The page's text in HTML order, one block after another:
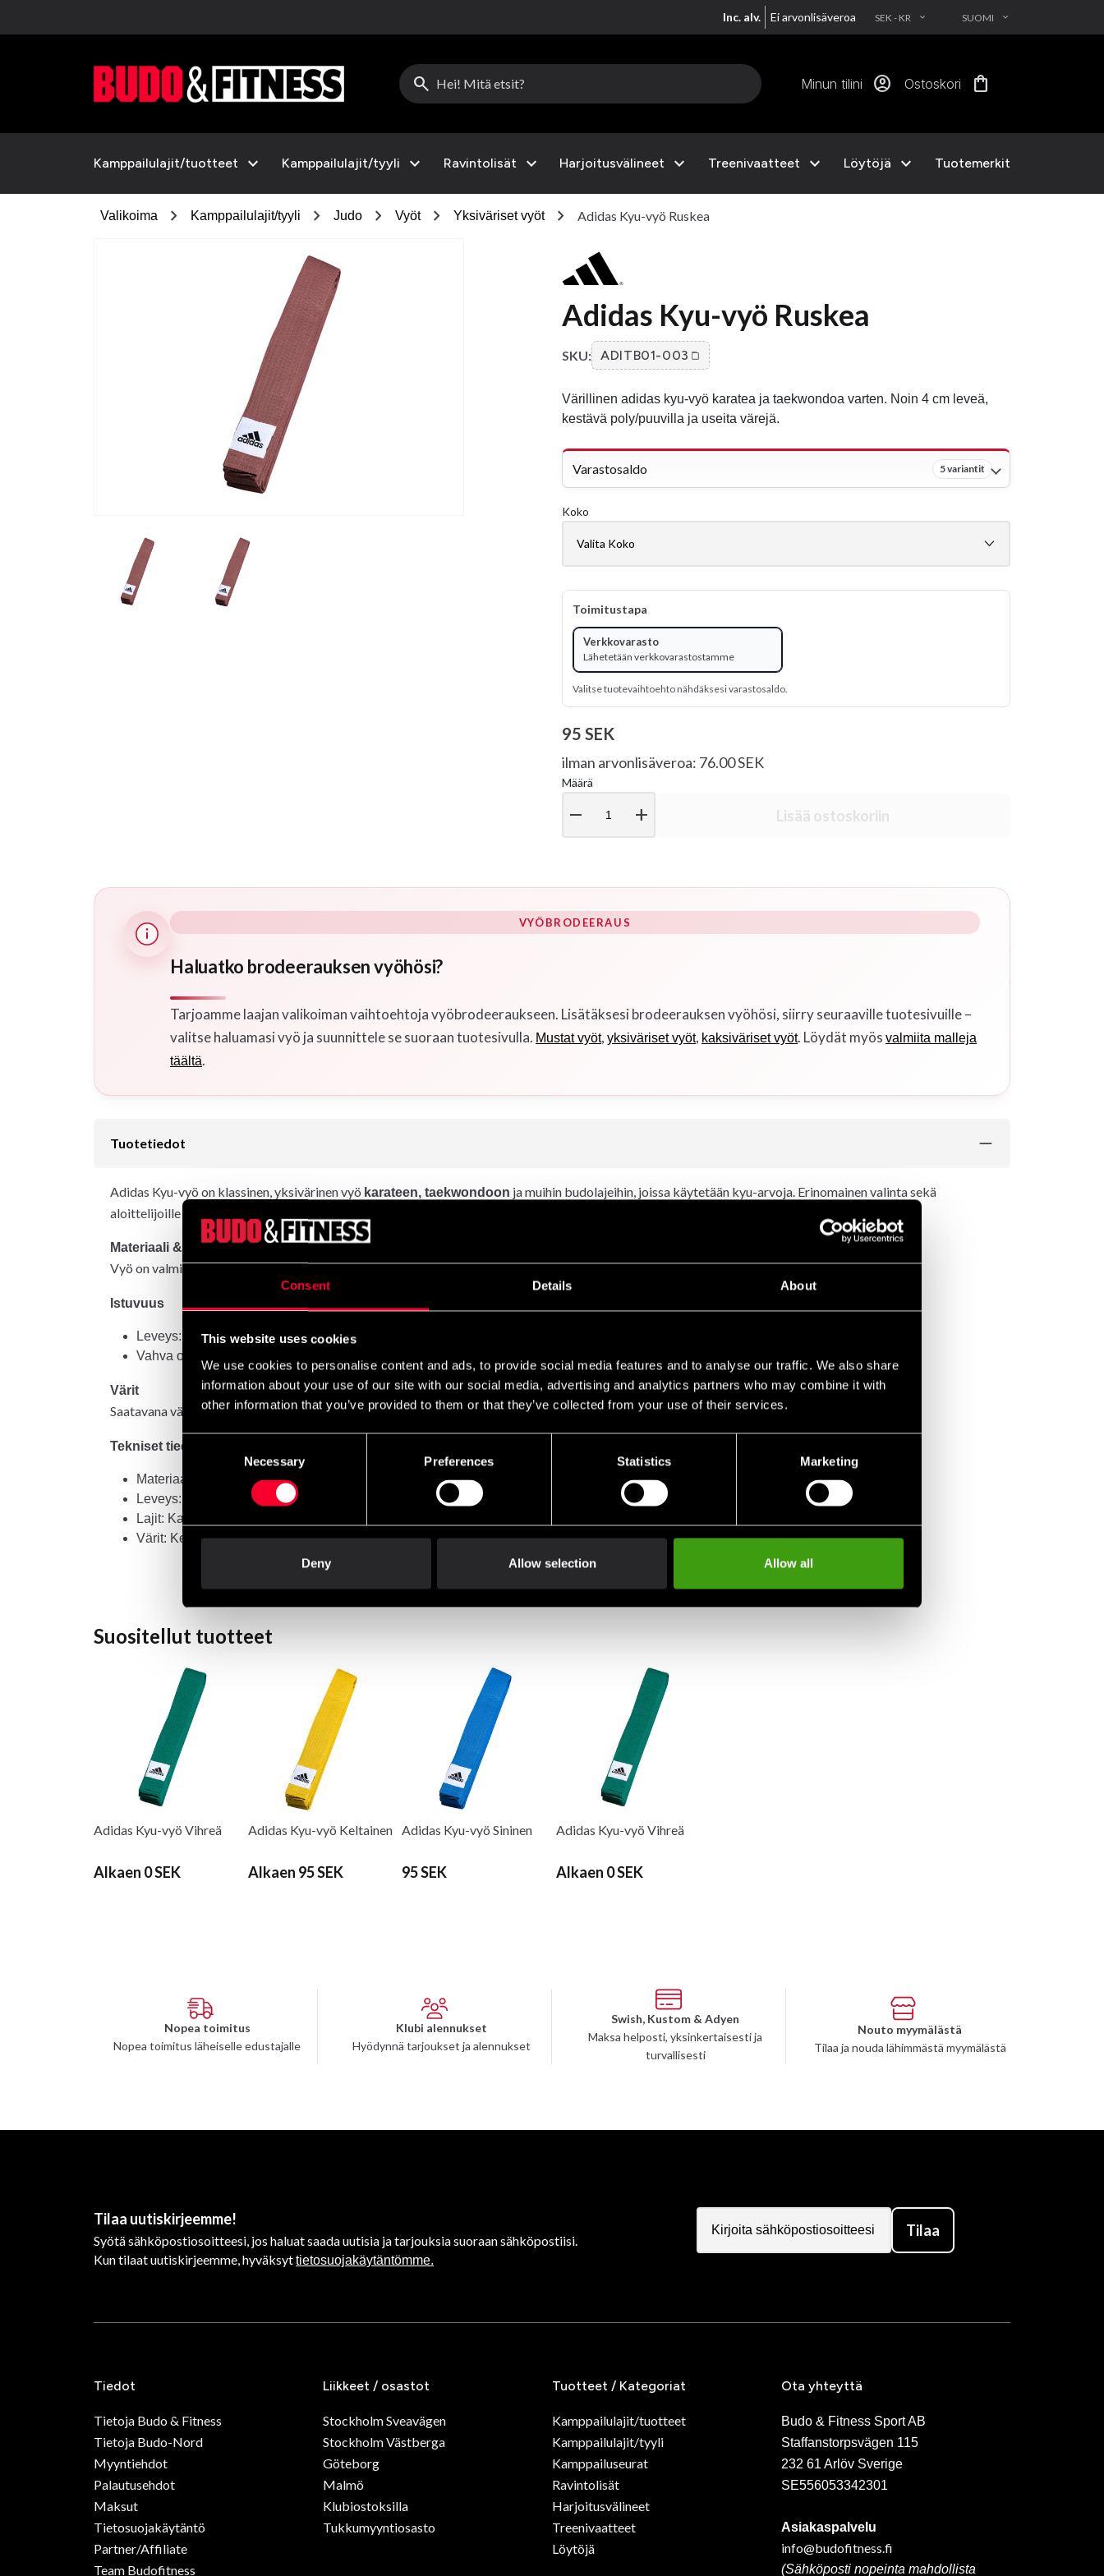
Consent Details About
This website uses cookies
We use cookies to personalise content and ads, to provide social media features and to analyse our traffic. We also share
information about your use of our site with our social media, advertising and analytics partners who may combine it with
other information that you’ve provided to them or that they’ve collected from your use of their services.
Consent
Necessary Preferences Statistics Marketing
Deny Allow selection Allow all
Inc. alv. Ei arvonlisäveroa SEK - KR EXPAND_MORE SUOMI EXPAND_MORE
search Minun tilini account_circle Ostoskori shopping_bag
Kamppailulajit/tuotteet expand_more Kamppailulajit/tyyli expand_more Ravintolisät expand_more Harjoitusvälineet expand_more Treenivaatteet expand_more Löytöjä expand_more Tuotemerkit
Valikoima chevron_right Kamppailulajit/tyyli chevron_right Judo chevron_right Vyöt chevron_right Yksiväriset vyöt chevron_right Adidas Kyu-vyö Ruskea
Adidas Kyu-vyö Ruskea
SKU: ADITB01-003
Värillinen adidas kyu-vyö karatea ja taekwondoa varten. Noin 4 cm leveä,
kestävä poly/puuvilla ja useita värejä.
Varastosaldo 5 variantit
Koko
Toimitustapa
Verkkovarasto
Lähetetään verkkovarastostamme
Valitse tuotevaihtoehto nähdäksesi varastosaldo.
95 SEK
ilman arvonlisäveroa: 76.00 SEK
Määrä
remove add Lisää ostoskoriin
VYÖBRODEERAUS
Haluatko brodeerauksen vyöhösi?
Tarjoamme laajan valikoiman vaihtoehtoja vyöbrodeeraukseen. Lisätäksesi brodeerauksen vyöhösi, siirry seuraaville tuotesivuille –
valitse haluamasi vyö ja suunnittele se suoraan tuotesivulla. Mustat vyöt, yksiväriset vyöt, kaksiväriset vyöt. Löydät myös valmiita malleja
täältä.
Tuotetiedot
Adidas Kyu-vyö on klassinen, yksivärinen vyö karateen, taekwondoon ja muihin budolajeihin, joissa käytetään kyu-arvoja. Erinomainen valinta sekä
aloittelijoille että kokeneille harjoittelijoille.
Materiaali & tuntuma
Vyö on valmistettu 60 % polyesteristä ja 40 % puuvillasta, mikä tekee siitä kestävän ja helppohoitoisen.
Istuvuus
Leveys: noin 4 cm(yleinen standardileveys).
Vahva ommel ja kestävä rakenne säännölliseen harjoitteluun.
Värit
Saatavana väreissä:keltainen, ruskea, sininen, vihreä, punainen.
Tekniset tiedot (yhteenveto)
Materiaali:
60 % polyesteri / 40 % puuvilla
Leveys:
Lajit: Karate, taekwondo ym.
Värit: Keltainen, ruskea, sininen, vihreä, punainen
Suositellut tuotteet
Adidas Kyu-vyö Vihreä
Alkaen 0 SEK
Adidas Kyu-vyö Keltainen
Alkaen 95 SEK
Adidas Kyu-vyö Sininen
95 SEK
Adidas Kyu-vyö Vihreä
Alkaen 0 SEK
Nopea toimitus
Nopea toimitus läheiselle edustajalle
Klubi alennukset
Hyödynnä tarjoukset ja alennukset
Swish, Kustom & Adyen
Maksa helposti, yksinkertaisesti ja
turvallisesti
Nouto myymälästä
Tilaa ja nouda lähimmästä myymälästä
Tilaa uutiskirjeemme!
Syötä sähköpostiosoitteesi, jos haluat saada uutisia ja tarjouksia suoraan sähköpostiisi.
Kun tilaat uutiskirjeemme, hyväksyttietosuojakäytäntömme.
Tilaa
Tiedot
Tietoja Budo & Fitness
Tietoja Budo-Nord
Myyntiehdot
Palautusehdot
Maksut
Tietosuojakäytäntö
Partner/Affiliate
Team Budofitness
Liikkeet / osastot
Stockholm Sveavägen
Stockholm Västberga
Göteborg
Malmö
Klubiostoksilla
Tukkumyyntiosasto
Tuotteet / Kategoriat
Kamppailulajit/tuotteet
Kamppailulajit/tyyli
Kamppailuseurat
Ravintolisät
Harjoitusvälineet
Treenivaatteet
Löytöjä
Ota yhteyttä
Budo & Fitness Sport AB
Staffanstorpsvägen 115
232 61 Arlöv Sverige
SE556053342301
Asiakaspalvelu
info@budofitness.fi
(Sähköposti nopeinta mahdollista